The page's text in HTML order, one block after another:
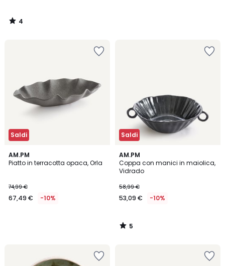
4
/
Saldi
AM.PM
Piatto in terracotta opaca, Orla
74,99 €
67,49 € -10%
Saldi
AM.PM
Coppa con manici in maiolica,
Vidrado
58,99 €
53,09 € -10%
5
/
5
5
/